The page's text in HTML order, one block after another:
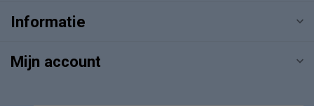
Informatie
Mijn account